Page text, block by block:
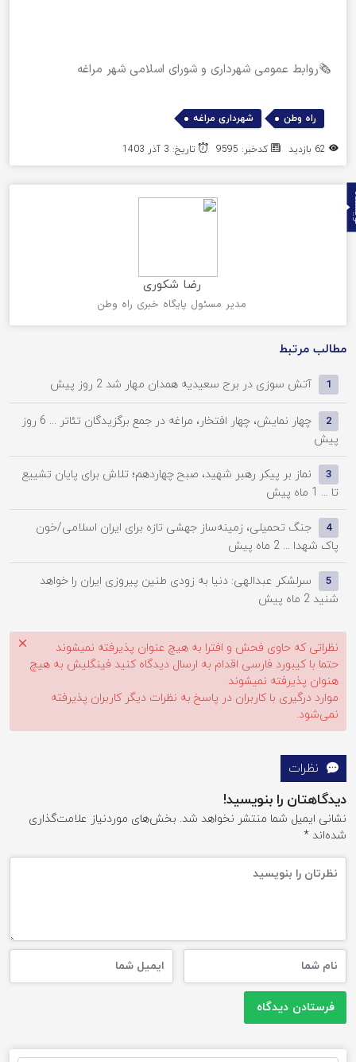
🗞روابط عمومی شهرداری و شورای اسلامی شهر مراغه
راه وطن , شهرداری مراغه
کدخبر: 9595 تاریخ: 3 آذر 1403
رضا شکوری
مدیر مسئول پایگاه خبری راه وطن
مطالب مرتبط
1 آتش سوزی در برج سعیدیه همدان مهار شد 2 روز پیش
2 چهار نمایش، چهار افتخار، مراغه در جمع برگزیدگان تئاتر ...
6 روز
پیش
3
نماز بر پیکر رهبر شهید، صبح چهاردهم؛ تلاش برای پایان تشییع
تا ... 1 ماه پیش
4
جنگ تحمیلی، زمینه‌ساز جهشی تازه برای ایران اسلامی/خون
پاک شهدا ... 2 ماه پیش
5
سرلشکر عبدالهی: دنیا به زودی طنین پیروزی ایران را خواهد
شنید 2 ماه پیش
نظراتی که حاوی فحش و افترا به هیچ عنوان پذیرفته نمیشوند
حتما با کیبورد فارسی اقدام به ارسال دیدگاه کنید فینگلیش به هیچ
هنوان پذیرفته نمیشوند
موارد درگیری با کاربران در پاسخ به نظرات دیگر کاربران پذیرفته
نمی‌شود.
نظرات
دیدگاهتان را بنویسید!
نشانی ایمیل شما منتشر نخواهد شد. بخش‌های موردنیاز علامت‌گذاری
شده‌اند *